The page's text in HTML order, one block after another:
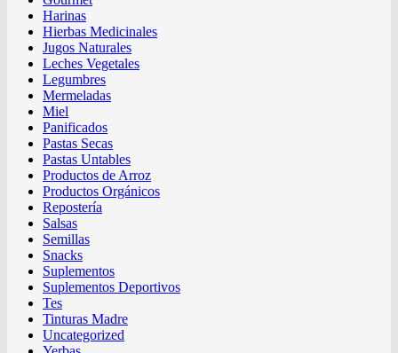
Harinas
Hierbas Medicinales
Jugos Naturales
Leches Vegetales
Legumbres
Mermeladas
Miel
Panificados
Pastas Secas
Pastas Untables
Productos de Arroz
Productos Orgánicos
Repostería
Salsas
Semillas
Snacks
Suplementos
Suplementos Deportivos
Tes
Tinturas Madre
Uncategorized